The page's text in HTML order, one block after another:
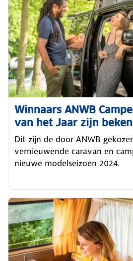
Winnaars ANWB
van het Jaar zijn
Dit zijn de door ANWB
vernieuwende caravan en
nieuwe modelseizoen 2024.